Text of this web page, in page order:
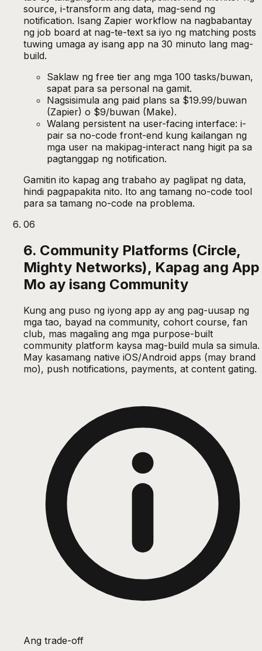
source, i-transform ang data, mag-send ng
notification. Isang Zapier workflow na nagbabantay
ng job board at nag-te-text sa iyo ng matching posts
tuwing umaga ay isang app na 30 minuto lang mag-
build.
Saklaw ng free tier ang mga 100 tasks/buwan,
sapat para sa personal na gamit.
Nagsisimula ang paid plans sa $19.99/buwan
(Zapier) o $9/buwan (Make).
Walang persistent na user-facing interface: i-
pair sa no-code front-end kung kailangan ng
mga user na makipag-interact nang higit pa sa
pagtanggap ng notification.
Gamitin ito kapag ang trabaho ay paglipat ng data,
hindi pagpapakita nito. Ito ang tamang no-code tool
para sa tamang no-code na problema.
06
6. Community Platforms (Circle,
Mighty Networks), Kapag ang App
Mo ay isang Community
Kung ang puso ng iyong app ay ang pag-uusap ng
mga tao, bayad na community, cohort course, fan
club, mas magaling ang mga purpose-built
community platform kaysa mag-build mula sa simula.
May kasamang native iOS/Android apps (may brand
mo), push notifications, payments, at content gating.
Ang trade-off